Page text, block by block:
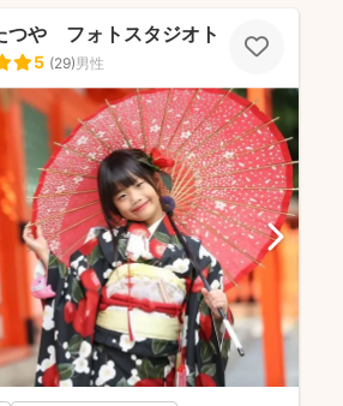
つや フォトスタジオトワ
5 (29)男性